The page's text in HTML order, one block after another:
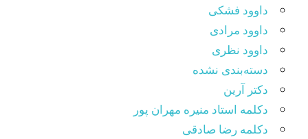
داوود فشکی
داوود مرادی
داوود نظری
دسته‌بندی نشده
دکتر آرین
دکلمه استاد منیره مهران پور
دکلمه رضا صادقی